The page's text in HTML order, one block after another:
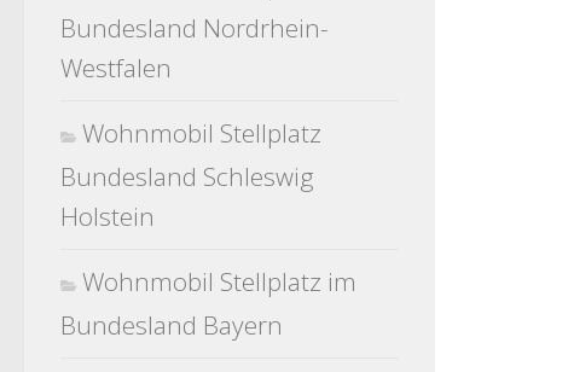
Bundesland Nordrhein-
Westfalen
Wohnmobil Stellplatz
Bundesland Schleswig
Holstein
Wohnmobil Stellplatz im
Bundesland Bayern